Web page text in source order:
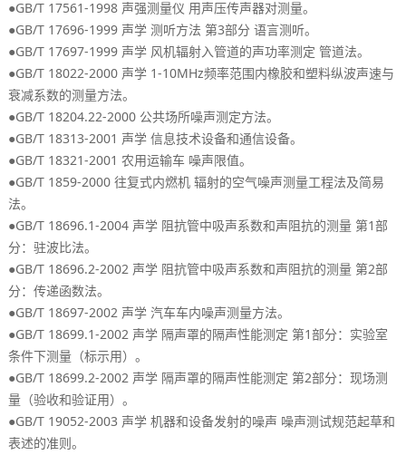
●GB/T 17561-1998 声强测量仪 用声压传声器对测量。
●GB/T 17696-1999 声学 测听方法 第3部分 语言测听。
●GB/T 17697-1999 声学 风机辐射入管道的声功率测定 管道法。
●GB/T 18022-2000 声学 1-10MHz频率范围内橡胶和塑料纵波声速与
衰减系数的测量方法。
●GB/T 18204.22-2000 公共场所噪声测定方法。
●GB/T 18313-2001 声学 信息技术设备和通信设备。
●GB/T 18321-2001农用运输车 噪声限值。
●GB/T 1859-2000往复式内燃机 辐射的空气噪声测量工程法及简易
法。
●GB/T 18696.1-2004 声学 阻抗管中吸声系数和声阻抗的测量 第1部
分：驻波比法。
●GB/T 18696.2-2002 声学 阻抗管中吸声系数和声阻抗的测量 第2部
分：传递函数法。
●GB/T 18697-2002 声学 汽车车内噪声测量方法。
●GB/T 18699.1-2002 声学 隔声罩的隔声性能测定 第1部分：
实验室
条件下测量 （标示用）。
●GB/T 18699.2-2002 声学 隔声罩的隔声性能测定 第2部分：现场测
量 （验收和验证用）。
●GB/T 19052-2003 声学 机器和设备发射的噪声 噪声测试规范起草和
表述的准则。